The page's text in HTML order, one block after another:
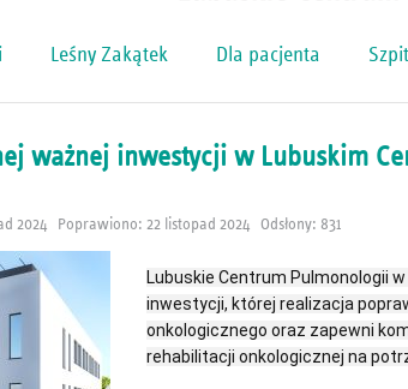
Leśny Zakątek Dla pacjenta
ważnej inwestycji w Lubuskim
2024 Poprawiono: 22 listopad 2024 Odsłony: 831
Lubuskie Centrum Pulmonologii
inwestycji, której realizacja
onkologicznego oraz zapewni
rehabilitacji onkologicznej na